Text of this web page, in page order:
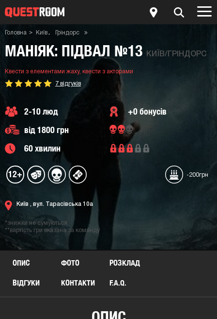
Головна Київ Гріндорс
Квести з акторами
МАНІЯК: ПІДВАЛ №13 КИЇВ/ГРІНДОРС
Квести з елементами жаху, квести з акторами
7 відгуків
2-10 люд
+0 бонусів
від 1800 грн
60 хвилин
12+ -200грн
Київ , вул. Тарасівська 10а
*знижки не сумуються
**вартість гри вказана за команду
ОПИС ФОТО РОЗКЛАД
ВІДГУКИ КОНТАКТИ F.A.Q.